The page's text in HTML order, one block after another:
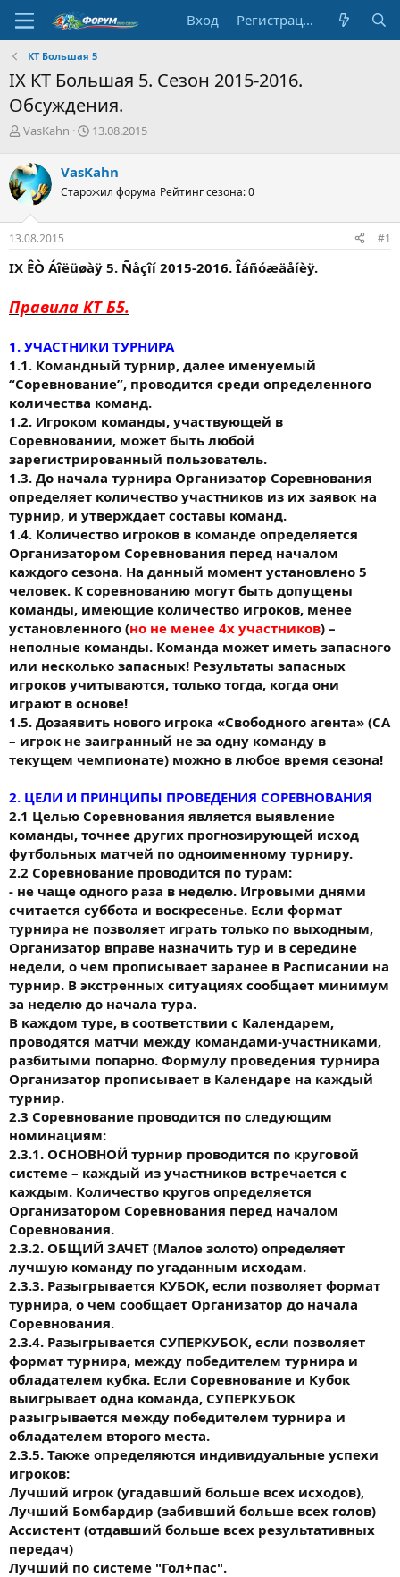
Вход Регистрация
КТ Большая 5
IX КТ Большая 5. Сезон 2015-2016.
Обсуждения.
А
т
о
р
е
м
ы
VasKahn
Д
а
н
ч
а
13.08.2015
VasKahn
Старожил форума Рейтинг сезона: 0
13.08.2015 #1
IX ÊÒ Áîëüøàÿ 5. Ñåçîí 2015-2016. Îáñóæäåíèÿ.
Правила КТ Б5.
1. УЧАСТНИКИ ТУРНИРА
1.1. Командный турнир, далее именуемый
“Соревнование”, проводится среди определенного
количества команд.
1.2. Игроком команды, участвующей в
Соревновании, может быть любой
зарегистрированный пользователь.
1.3. До начала турнира Организатор Соревнования
определяет количество участников из их заявок на
турнир, и утверждает составы команд.
1.4. Количество игроков в команде определяется
Организатором Соревнования перед началом
каждого сезона. На данный момент установлено 5
человек. К соревнованию могут быть допущены
команды, имеющие количество игроков, менее
установленного (но не менее 4х участников) –
неполные команды. Команда может иметь запасного
или несколько запасных! Результаты запасных
игроков учитываются, только тогда, когда они
играют в основе!
1.5. Дозаявить нового игрока «Свободного агента» (СА
– игрок не заигранный не за одну команду в
текущем чемпионате) можно в любое время сезона!
2. ЦЕЛИ И ПРИНЦИПЫ ПРОВЕДЕНИЯ СОРЕВНОВАНИЯ
2.1 Целью Соревнования является выявление
команды, точнее других прогнозирующей исход
футбольных матчей по одноименному турниру.
2.2 Соревнование проводится по турам:
- не чаще одного раза в неделю. Игровыми днями
считается суббота и воскресенье. Если формат
турнира не позволяет играть только по выходным,
Организатор вправе назначить тур и в середине
недели, о чем прописывает заранее в Расписании на
турнир. В экстренных ситуациях сообщает минимум
за неделю до начала тура.
В каждом туре, в соответствии с Календарем,
проводятся матчи между командами-участниками,
разбитыми попарно. Формулу проведения турнира
Организатор прописывает в Календаре на каждый
турнир.
2.3 Соревнование проводится по следующим
номинациям:
2.3.1. ОСНОВНОЙ турнир проводится по круговой
системе – каждый из участников встречается с
каждым. Количество кругов определяется
Организатором Соревнования перед началом
Соревнования.
2.3.2. ОБЩИЙ ЗАЧЕТ (Малое золото) определяет
лучшую команду по угаданным исходам.
2.3.3. Разыгрывается КУБОК, если позволяет формат
турнира, о чем сообщает Организатор до начала
Соревнования.
2.3.4. Разыгрывается СУПЕРКУБОК, если позволяет
формат турнира, между победителем турнира и
обладателем кубка. Если Соревнование и Кубок
выигрывает одна команда, СУПЕРКУБОК
разыгрывается между победителем турнира и
обладателем второго места.
2.3.5. Также определяются индивидуальные успехи
игроков:
Лучший игрок (угадавший больше всех исходов),
Лучший Бомбардир (забивший больше всех голов)
Ассистент (отдавший больше всех результативных
передач)
Лучший по системе "Гол+пас".